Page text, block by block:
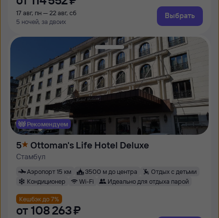
17 авг, пн — 22 авг, сб
5 ночей, за двоих
Выбрать
Рекомендуем
5 Ottoman's Life Hotel Deluxe
Стамбул
Аэропорт 15 км 3500 м до центра
Отдых с детьми
Кондиционер
Wi-Fi Идеально для отдыха парой
Кешбэк до 7%
от 108 ⁠263 ⁠₽